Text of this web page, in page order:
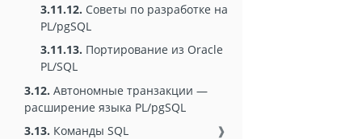
3.11.12. Советы по разработке на
PL/pgSQL
3.11.13. Портирование из Oracle
PL/SQL
3.12. Автономные транзакции —
расширение языка PL/pgSQL
3.13. Команды SQL
❱